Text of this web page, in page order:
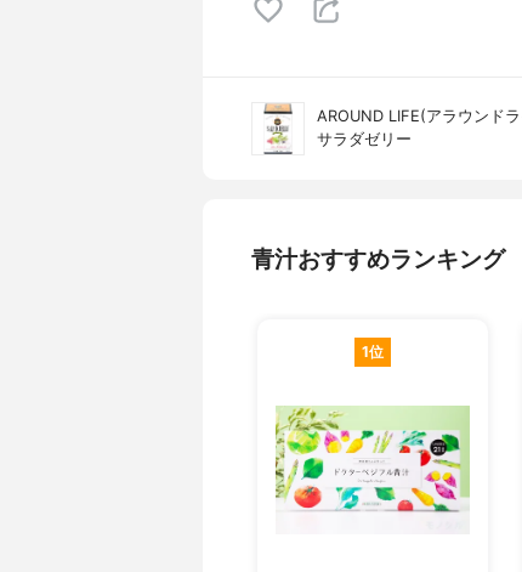
AROUND LIFE(アラウンド
サラダゼリー
青汁おすすめランキング
1位